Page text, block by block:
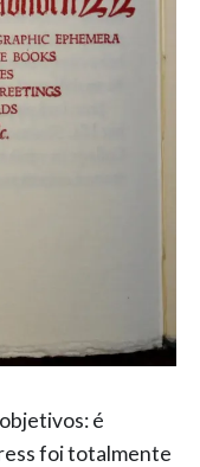
é
foi totalmente